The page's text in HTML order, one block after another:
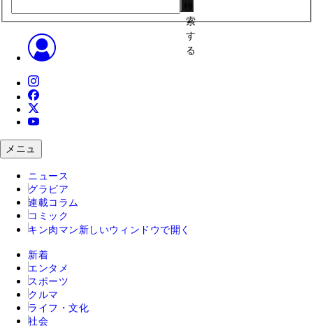
索
す
る
メニュ
ニュース
グラビア
連載コラム
コミック
キン肉マン 新しいウィンドウで開く
新着
エンタメ
スポーツ
クルマ
ライフ・文化
社会